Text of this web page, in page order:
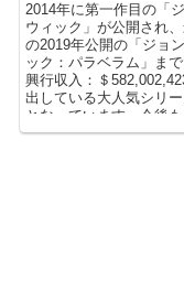
2014年に第一作目の「
ウィック」が公開され
の2019年公開の「ジョ
ック：パラベラム」ま
興行収入：＄
出している大人気シリ
となっています。今後
年にシリーズ4作目が予